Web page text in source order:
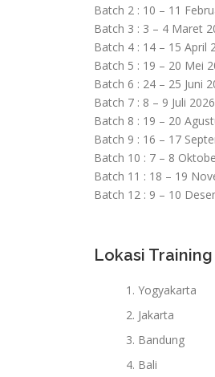
Batch 2 : 10 – 11
Batch 3 : 3 – 4 Maret
Batch 4 : 14 – 15 April
Batch 5 : 19 – 20 Mei
Batch 6 : 24 – 25 Juni
Batch 7 : 8 – 9 Juli 2026
Batch 8 : 19 – 20
Batch 9 : 16 – 17
Batch 10 : 7 – 8
Batch 11 : 18 – 19
Batch 12 : 9 – 10
Lokasi
Yogyakarta
Jakarta
Bandung
Bali